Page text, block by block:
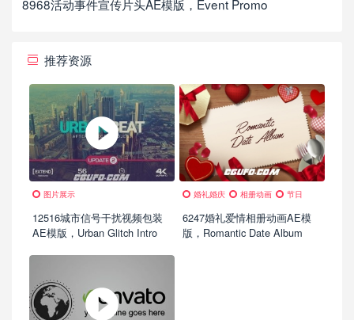
8968活动事件宣传片头AE模版，Event Promo
推荐资源
图片展示
12516城市信号干扰视频包装
AE模版，Urban Glitch Intro
婚礼婚庆 相册动画 节日
6247婚礼爱情相册动画AE模
版，Romantic Date Album